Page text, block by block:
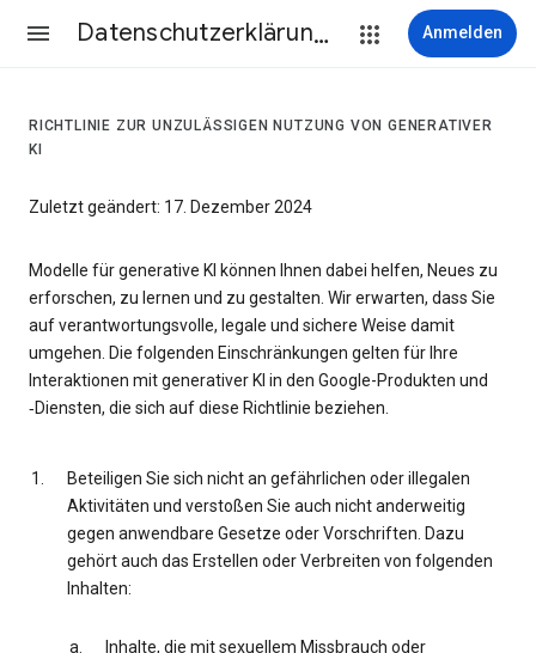
Datenschutzerklärung & Nutzungsbedingungen Anmelden
RICHTLINIE ZUR UNZULÄSSIGEN NUTZUNG VON GENERATIVER
KI
Zuletzt geändert: 17. Dezember 2024
Modelle für generative KI können Ihnen dabei helfen, Neues zu
erforschen, zu lernen und zu gestalten. Wir erwarten, dass Sie
auf verantwortungsvolle, legale und sichere Weise damit
umgehen. Die folgenden Einschränkungen gelten für Ihre
Interaktionen mit generativer KI in den Google-Produkten und
‑Diensten, die sich auf diese Richtlinie beziehen.
Beteiligen Sie sich nicht an gefährlichen oder illegalen
Aktivitäten und verstoßen Sie auch nicht anderweitig
gegen anwendbare Gesetze oder Vorschriften. Dazu
gehört auch das Erstellen oder Verbreiten von folgenden
Inhalten:
Inhalte, die mit sexuellem Missbrauch oder